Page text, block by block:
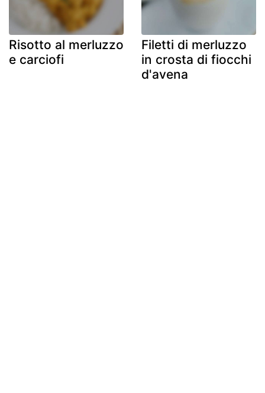
Risotto al merluzzo
e carciofi
Filetti di merluzzo
in crosta di fiocchi
d'avena